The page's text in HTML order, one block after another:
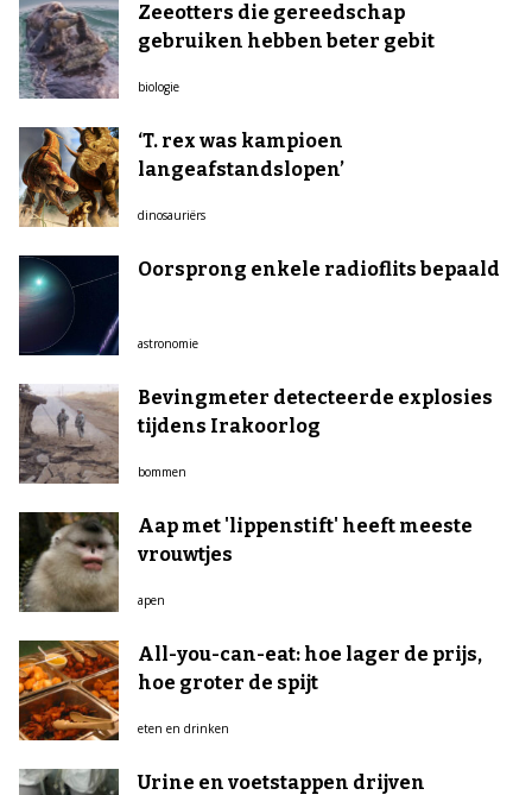
Zeeotters die gereedschap
gebruiken hebben beter gebit
biologie
‘T. rex was kampioen
langeafstandslopen’
dinosauriërs
Oorsprong enkele radioflits bepaald
astronomie
Bevingmeter detecteerde explosies
tijdens Irakoorlog
bommen
Aap met 'lippenstift' heeft meeste
vrouwtjes
apen
All-you-can-eat: hoe lager de prijs,
hoe groter de spijt
eten en drinken
Urine en voetstappen drijven